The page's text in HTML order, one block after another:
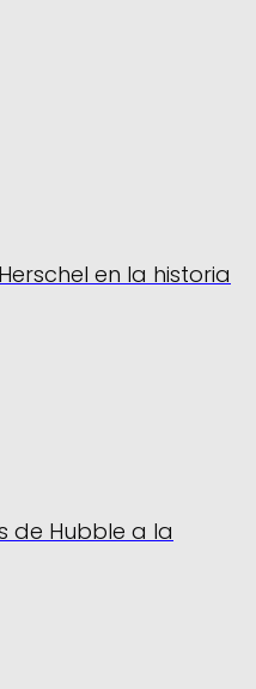
en la historia
de Hubble a la